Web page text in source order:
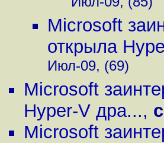
Microsoft
открыла
Июл-09, (69)
Microsoft
Hyper-V дра...,
Microsoft